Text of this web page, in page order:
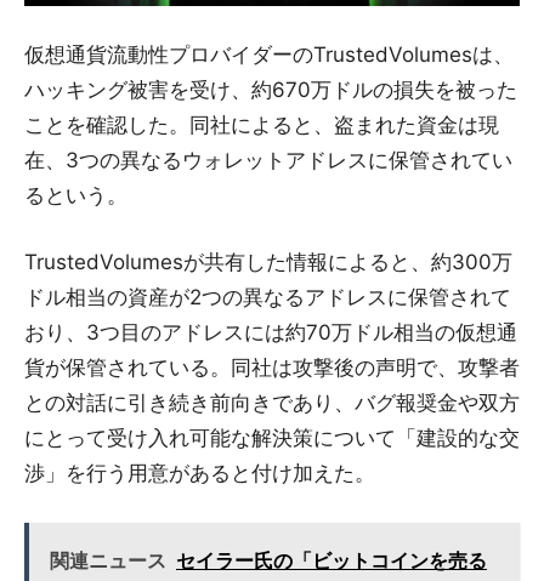
仮想通貨流動性プロバイダーのTrustedVolumesは、
ハッキング被害を受け、約670万ドルの損失を被った
ことを確認した。同社によると、盗まれた資金は現
在、3つの異なるウォレットアドレスに保管されてい
るという。
TrustedVolumesが共有した情報によると、約300万
ドル相当の資産が2つの異なるアドレスに保管されて
おり、3つ目のアドレスには約70万ドル相当の仮想通
貨が保管されている。同社は攻撃後の声明で、攻撃者
との対話に引き続き前向きであり、バグ報奨金や双方
にとって受け入れ可能な解決策について「建設的な交
渉」を行う用意があると付け加えた。
関連ニュース セイラー氏の「ビットコインを売る